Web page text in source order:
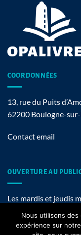
COORDONNÉES
13, rue du Puits
62200 Boulogne-
Contact email
OUVERTURE AU
Les mardis et jeudis
Nous utilisons des
expérience sur